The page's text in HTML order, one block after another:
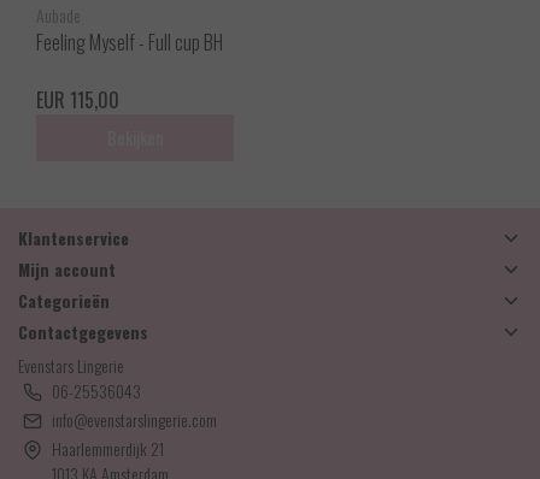
Aubade
Feeling Myself - Full cup BH
EUR 115,00
Klantenservice
Mijn account
Categorieën
Contactgegevens
Evenstars Lingerie
06-25536043
info@evenstarslingerie.com
Haarlemmerdijk 21
1013 KA Amsterdam